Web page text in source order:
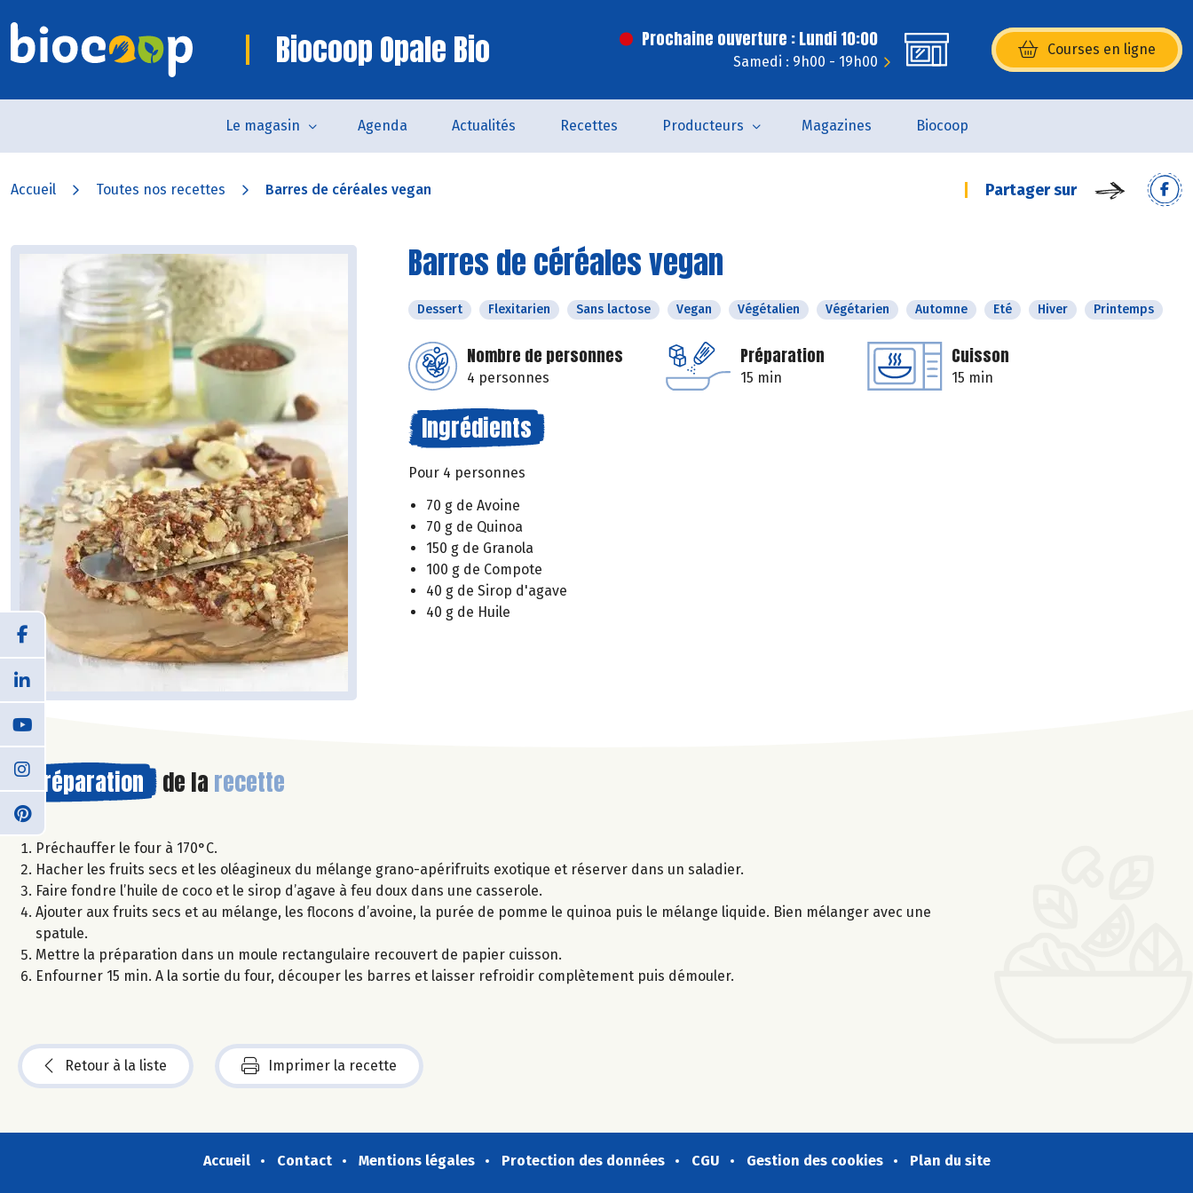
Biocoop Opale Bio Prochaine ouverture : Lundi 10:00
Samedi : 9h00 - 19h00
Courses en ligne
(s’ouvre dans une nouvelle
Le magasin Agenda Actualités Recettes Producteurs Magazines Biocoop
Accueil Toutes nos recettes Barres de céréales vegan Partager sur
Barres de céréales vegan
Dessert Flexitarien Sans lactose Vegan Végétalien Végétarien Automne Eté Hiver Printemps
Nombre de personnes
4 personnes
Préparation
15 min
Cuisson
15 min
Ingrédients
Pour 4 personnes
70 g de Avoine
70 g de Quinoa
150 g de Granola
100 g de Compote
40 g de Sirop d'agave
40 g de Huile
Préparation de la recette
Préchauffer le four à 170°C.
Hacher les fruits secs et les oléagineux du mélange grano-apérifruits exotique et réserver dans un saladier.
Faire fondre l’huile de coco et le sirop d’agave à feu doux dans une casserole.
Ajouter aux fruits secs et au mélange, les flocons d’avoine, la purée de pomme le quinoa puis le mélange liquide. Bien mélanger avec une
spatule.
Mettre la préparation dans un moule rectangulaire recouvert de papier cuisson.
Enfourner 15 min. A la sortie du four, découper les barres et laisser refroidir complètement puis démouler.
Retour à la liste Imprimer la recette
Accueil Contact Mentions légales Protection des données CGU Gestion des cookies Plan du site